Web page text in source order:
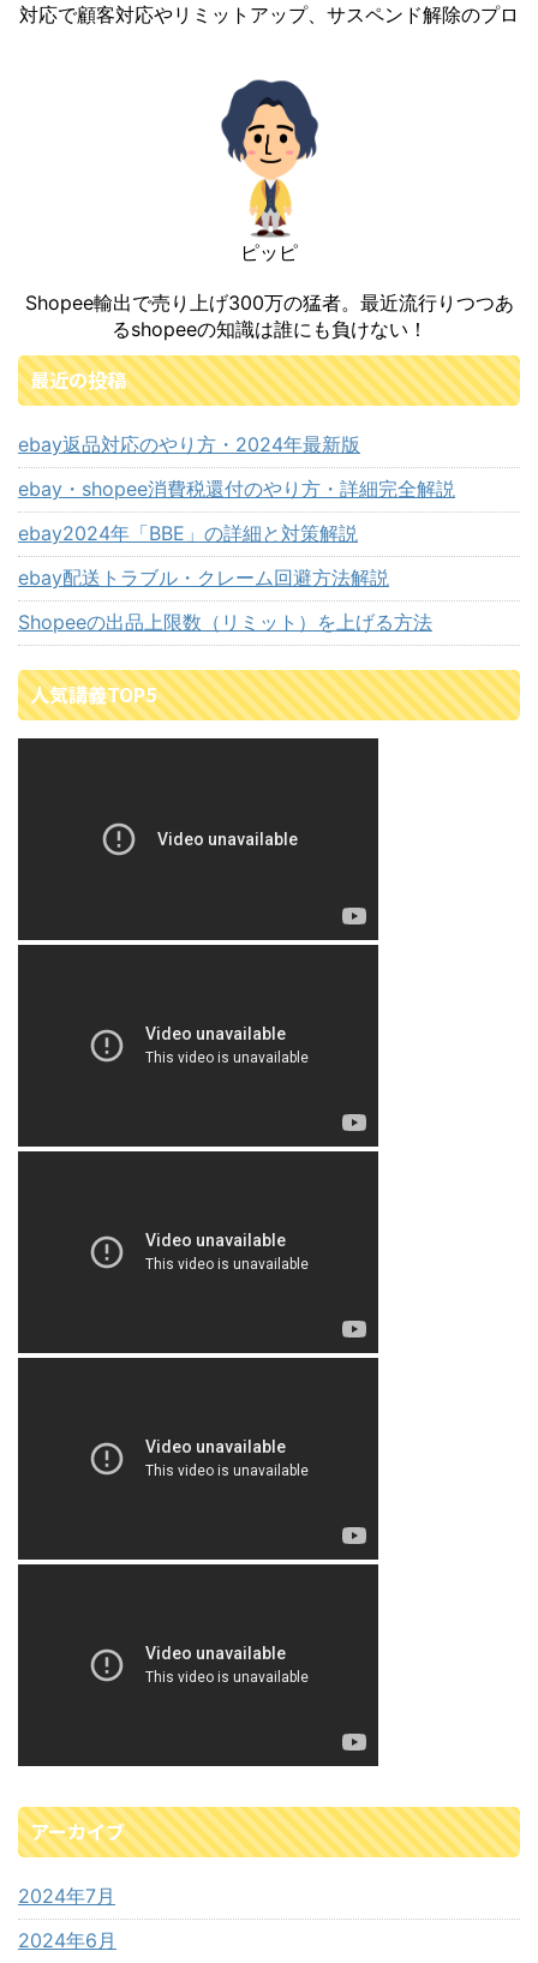
対応で顧客対応やリミットアップ、サスペンド解除のプロ
ピッピ
Shopee輸出で売り上げ300万の猛者。最近流行りつつあ
るshopeeの知識は誰にも負けない！
最近の投稿
ebay返品対応のやり方・2024年最新版
ebay・shopee消費税還付のやり方・詳細完全解説
ebay2024年「BBE」の詳細と対策解説
ebay配送トラブル・クレーム回避方法解説
Shopeeの出品上限数（リミット）を上げる方法
人気講義TOP5
アーカイブ
2024年7月
2024年6月